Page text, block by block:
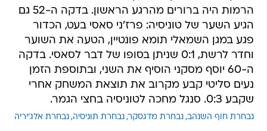
הרמות היה ברורים מהרגע הראשון. בדקה ה-52 גם
הגיע השער של טוניסיה: פרז'ני סאסי בעט, הכדור
פגע במגן השמאלי תומא פונטיין, הטעה את השוער
וחדר לרשת, 0:1 שניתן בסופו של דבר לסאסי. בדקה
ה-60 יוסף מסקני הוסיף את השני, ובתוספת הזמן
נעים סליטי קבע מקרוב את תוצאת המשחק אחרי
שקבע 0:3. סנגל מחכה לטוניסיה בחצי הגמר.
נבחרת חוף השנהב נבחרת מדגסקר נבחרת תוניסיה נבחרת אלג'יריה